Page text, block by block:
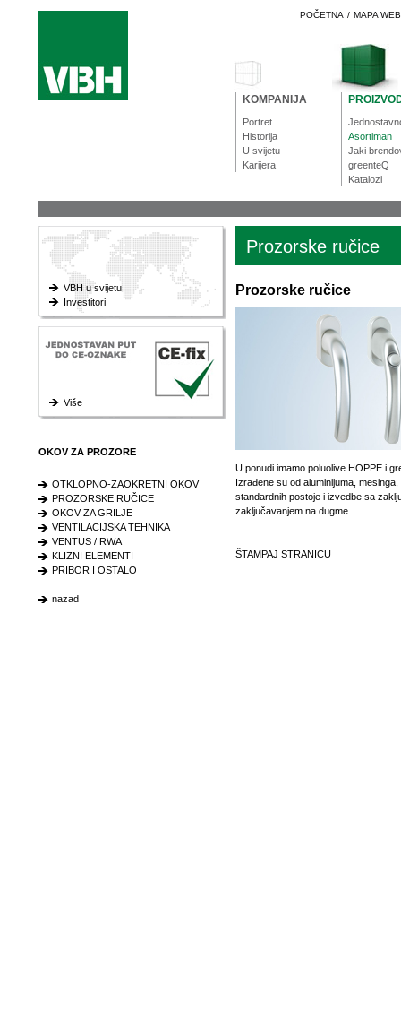
POČETNA / MAPA
KOMPANIJA
Portret
Historija
U svijetu
Karijera
Asortiman
Jaki
greenteQ
Katalozi
VBH u svijetu
Investitori
Više
OKOV ZA PROZORE
OTKLOPNO-ZAOKRETNI OKOV
PROZORSKE RUČICE
OKOV ZA GRILJE
VENTILACIJSKA TEHNIKA
VENTUS / RWA
KLIZNI ELEMENTI
PRIBOR I OSTALO
nazad
Prozorske ručice
Prozorske ručice
U ponudi imamo poluolive HOPPE i
Izrađene su od aluminijuma,
standardnih postoje i izvedbe sa
zaključavanjem na dugme.
ŠTAMPAJ STRANICU